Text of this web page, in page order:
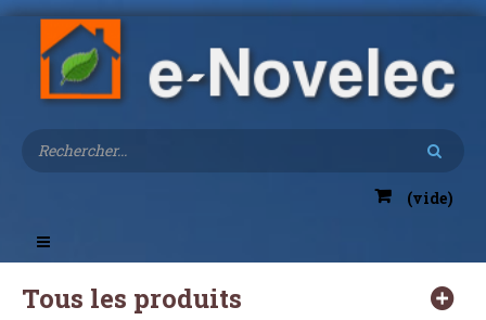
(vide)
Toggle
navigation
Tous les produits